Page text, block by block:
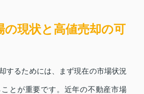
の現状と高値売却の可
するためには、まず現在の市場状況
とが重要です。近年の不動産市場